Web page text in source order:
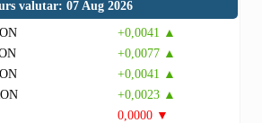
valutar: 07 Aug 2026
+0,0041 ▲
+0,0077 ▲
+0,0041 ▲
+0,0023 ▲
0,0000 ▼